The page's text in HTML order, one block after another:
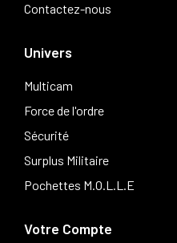
Contactez-nous
Univers
Multicam
Force de l'ordre
Sécurité
Surplus Militaire
Pochettes M.O.L.L.E
Votre Compte